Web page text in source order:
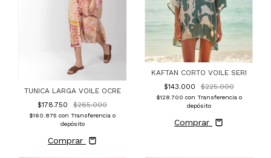
TUNICA LARGA VOILE OCRE
$178.750
$265.000
$160.875 con Transferencia o
depósito
Comprar
KAFTAN CORTO VOILE SERI
$143.000
$225.000
$128.700 con Transferencia o
depósito
Comprar